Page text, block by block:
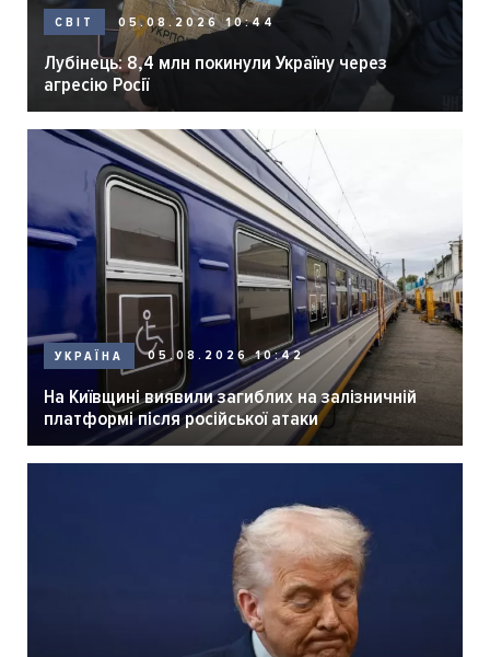
СВІТ 05.08.2026 10:44
Лубінець: 8,4 млн покинули Україну через
агресію Росії
УКРАЇНА 05.08.2026 10:42
На Київщині виявили загиблих на залізничній
платформі після російської атаки